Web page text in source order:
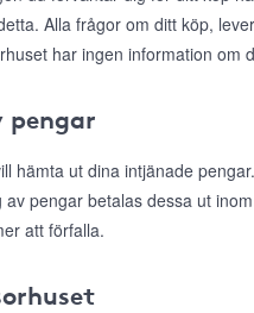
Alla frågor om ditt köp,
har ingen information om
hämta ut dina intjänade
pengar betalas dessa ut
att förfalla.